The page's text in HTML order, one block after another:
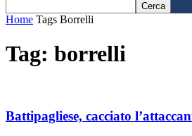
Home Tags Borrelli
Tag: borrelli
Battipagliese, cacciato